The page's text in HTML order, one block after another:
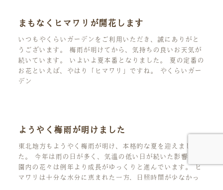
まもなくヒマワリが開花します
いつもやくらいガーデンをご利用いただき、誠にありがと
うございます。 梅雨が明けてから、気持ちの良いお天気が
続いています。 いよいよ夏本番となりました。 夏の定番の
お花といえば、やはり「ヒマワリ」ですね。 やくらいガー
デン
ようやく梅雨が明けました
東北地方もようやく梅雨が明け、本格的な夏を迎えまし
た。 今年は雨の日が多く、気温の低い日が続いた影響で、
園内の花々は例年より成長がゆっくりと進んでいます。 ヒ
マワリは十分な水分に恵まれた一方、日照時間が少なかっ